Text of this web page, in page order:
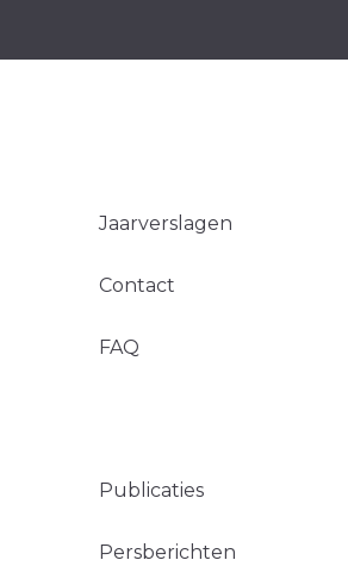
Jaarverslagen
Contact
FAQ
Publicaties
Persberichten